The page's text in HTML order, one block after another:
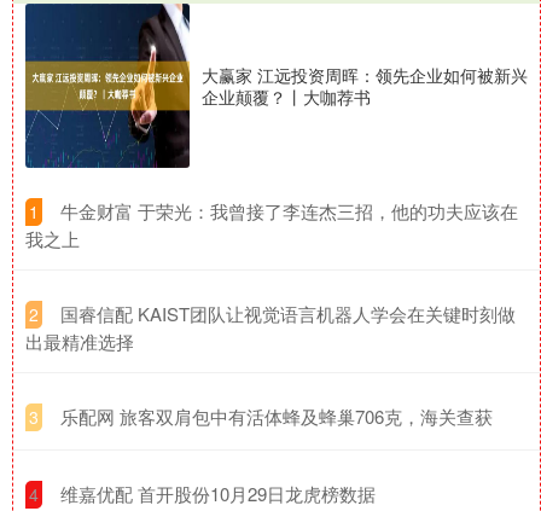
大赢家 江远投资周晖：领先企业如何被新兴
企业颠覆？丨大咖荐书
1
​牛金财富 于荣光：我曾接了李连杰三招，他的功夫应该在
我之上
2
​国睿信配 KAIST团队让视觉语言机器人学会在关键时刻做
出最精准选择
3 ​乐配网 旅客双肩包中有活体蜂及蜂巢706克，海关查获
4 ​维嘉优配 首开股份10月29日龙虎榜数据